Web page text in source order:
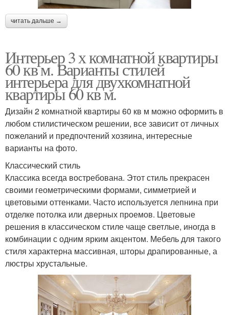
читать дальше →
Интерьер 3 х комнатной квартиры
60 кв м. Варианты стилей
интерьера для двухкомнатной
квартиры 60 кв м.
Дизайн 2 комнатной квартиры 60 кв м можно оформить в
любом стилистическом решении, все зависит от личных
пожеланий и предпочтений хозяина, интересные
варианты на фото.
Классический стиль
Классика всегда востребована. Этот стиль прекрасен
своими геометрическими формами, симметрией и
цветовыми оттенками. Часто используется лепнина при
отделке потолка или дверных проемов. Цветовые
решения в классическом стиле чаще светлые, иногда в
комбинации с одним ярким акцентом. Мебель для такого
стиля характерна массивная, шторы драпированные, а
люстры хрустальные.